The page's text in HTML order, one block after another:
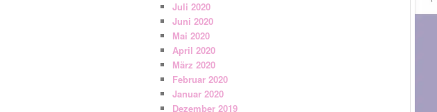
Juli 2020
Juni 2020
Mai 2020
April 2020
März 2020
Februar 2020
Januar 2020
Dezember 2019